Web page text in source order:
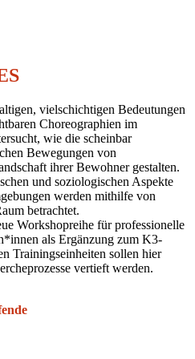
vielschichtigen Bedeutungen
Choreographien im
wie die scheinbar
Bewegungen von
ihrer Bewohner gestalten.
und soziologischen Aspekte
werden mithilfe von
betrachtet.
Workshopreihe für professionelle
als Ergänzung zum K3-
Trainingseinheiten sollen hier
vertieft werden.